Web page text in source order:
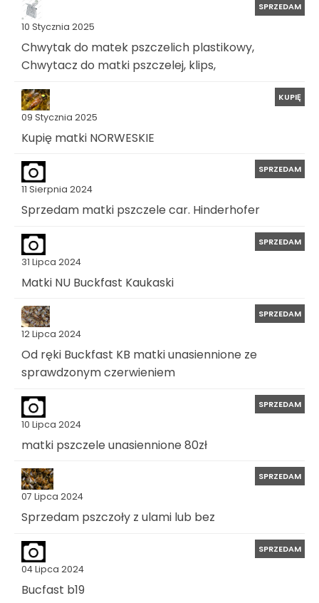
10 Stycznia 2025
SPRZEDAM
Chwytak do matek pszczelich plastikowy,
Chwytacz do matki pszczelej, klips,
09 Stycznia 2025
KUPIĘ
Kupię matki NORWESKIE
11 Sierpnia 2024
SPRZEDAM
Sprzedam matki pszczele car. Hinderhofer
31 Lipca 2024
SPRZEDAM
Matki NU Buckfast Kaukaski
12 Lipca 2024
SPRZEDAM
Od ręki Buckfast KB matki unasiennione ze
sprawdzonym czerwieniem
10 Lipca 2024
SPRZEDAM
matki pszczele unasiennione 80zł
07 Lipca 2024
SPRZEDAM
Sprzedam pszczoły z ulami lub bez
04 Lipca 2024
SPRZEDAM
Bucfast b19